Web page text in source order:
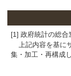
[1] 政府統計の総
上記内容を基に
集・加工・再構成